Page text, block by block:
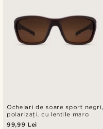
Ochelari de soare sport negri,
polarizați, cu lentile maro
99,99 Lei